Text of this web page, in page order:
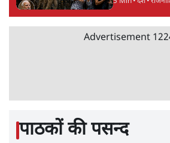
Advertisement
पाठकों की पसन्द